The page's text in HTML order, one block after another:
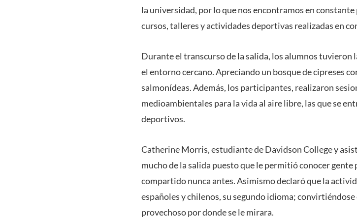
la universidad, por lo que nos encontramos en
cursos, talleres y actividades deportivas realizadas en
Durante el transcurso de la salida, los alumnos
el entorno cercano. Apreciando un bosque de cipreses
salmonídeas. Además, los participantes, realizaron
medioambientales para la vida al aire libre, las que se
deportivos.
Catherine Morris, estudiante de Davidson College y
mucho de la salida puesto que le permitió conocer
compartido nunca antes. Asimismo declaró que la
españoles y chilenos, su segundo idioma;
provechoso por donde se le mirara.